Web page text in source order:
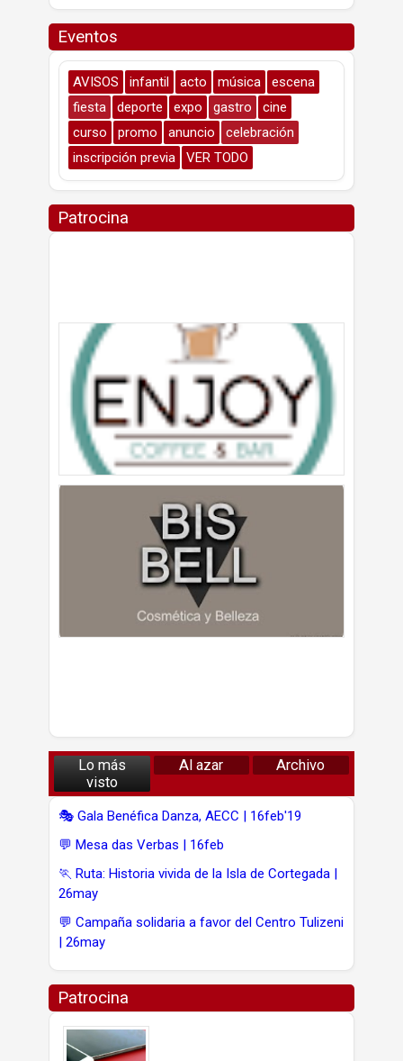
Eventos
AVISOS infantil acto música
escena
fiesta
deporte expo gastro
cine
curso
promo anuncio
celebración
inscripción previa
VER TODO
Patrocina
Lo más
visto
Al azar Archivo
🎭 Gala Benéfica Danza, AECC | 16feb'19
💬 Mesa das Verbas | 16feb
🏃 Ruta: Historia vivida de la Isla de Cortegada |
26may
💬 Campaña solidaria a favor del Centro Tulizeni
| 26may
Patrocina